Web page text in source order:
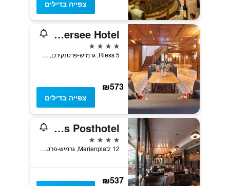
צפייה בדילים
Riessersee Hotel
4 כוכבים
Riess 5, גרמיש-פרטנקירכן, בוואריה, גרמניה
₪573
צפייה בדילים
Atlas Posthotel
4 כוכבים
Marienplatz 12, גרמיש-פרטנקירכן, בוואריה, גרמניה
₪537